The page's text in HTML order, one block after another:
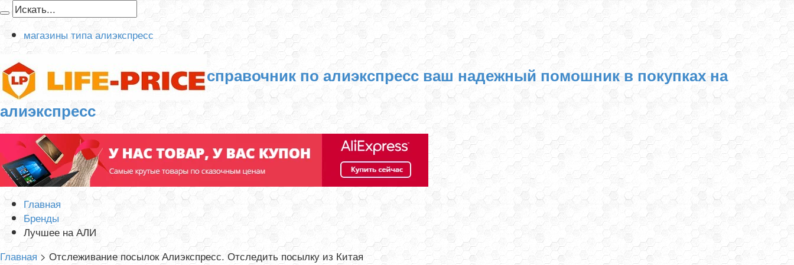
магазины типа алиэкспресс
справочник по алиэкспресс ваш надежный помошник в покупках на
алиэкспресс
Главная
Бренды
Лучшее на АЛИ
Главная > Отслеживание посылок Алиэкспресс. Отследить посылку из Китая